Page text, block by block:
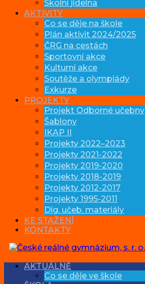
Školní jídelna
AKTIVITY
Co se děje na škole
Plán aktivit 2024/2025
ČRG na cestách
Sportovní akce
Kulturní akce
Soutěže a olympiády
Exkurze
PROJEKTY
Projekt Odborné učebny
Šablony
IKAP II
Projekty 2022–2023
Projekty 2021-2022
Projekty 2019-2020
Projekty 2018-2019
Projekty 2012-2017
Projekty 1995-2011
Dig. učeb. materiály
KE STAŽENÍ
KONTAKTY
AKTUÁLNĚ
Co se děje ve škole